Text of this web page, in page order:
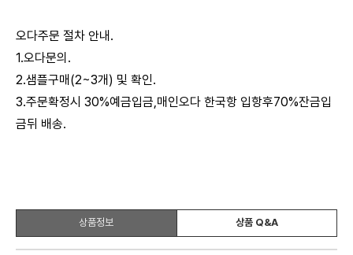
오다주문 절차 안내.
1.오다문의.
2.샘플구매(2~3개) 및 확인.
3.주문확정시 30%예금입금,매인오다 한국항 입항후70%잔금입
금뒤 배송.
상품정보 상품 Q&A